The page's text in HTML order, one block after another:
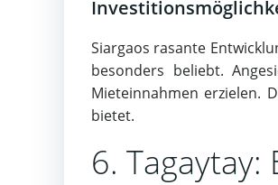
Siargaos rasante
besonders beliebt.
Mieteinnahmen erzielen.
bietet.
6.